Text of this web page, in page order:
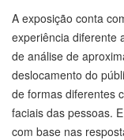
A exposição conta
experiência diferente
de análise de
deslocamento do
de formas diferentes
faciais das pessoas.
com base nas